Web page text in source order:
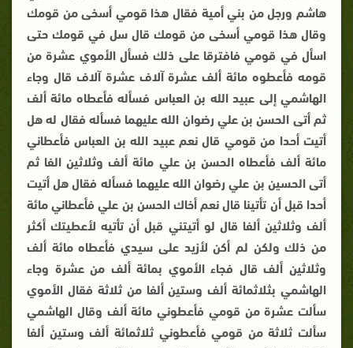
هاشم ورجل من بني أمية فقال هذا قومي أسخى من قومك
وقال هذا قومي أسخى من قومك قال سل في قومك حتى
اسأل في قومي فافترقا على ذلك فسأل الأموي عشرة من
قومه فأعطوه مائة ألف عشرة آلاف عشرة آلاف قال وجاء
الهاشمي إلى عبيد الله بن العباس فسأله فأعطاه مائة ألف
ثم أتى الحسن بن علي رضوان الله عليهما فسأله فقال له هل
أتيت أحدا من قومي قال نعم عبيد الله بن العباس فأعطاني
مائة ألف فأعطاه الحسن بن علي مائة ألف وثلاثين الفا ثم
أتى الحسين بن علي رضوان الله عليهما فسأله فقال هل أتيت
أحدا قبل أن تأتينا قال نعم أخاك الحسن بن علي فأعطاني مائة
ألف وثلاثين ألفا قال لو أتيتني قبل أن تأتيه لأعطيتك أكثر
من ذلك ولكن لم أكن لأزيد على سيدي فأعطاه مائة ألف
وثلاثين ألف قال فجاء الأموي بمائة ألف من عشرة وجاء
الهاشمي بثلاثمائة ألف وستين ألفا من ثلاثة فقال الأموي
سألت عشرة من قومي فأعطوني مائة ألف وقال الهاشمي
سألت ثلاثة من قومي فأعطوني ثلاثمائة ألف وستين ألفا